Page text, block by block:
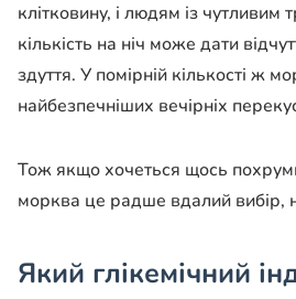
клітковину, і людям із чутливим
кількість на ніч може дати
здуття. У помірній кількості ж
найбезпечніших вечірніх
Тож якщо хочеться щось
морква це радше вдалий вибір,
Який глікемічний